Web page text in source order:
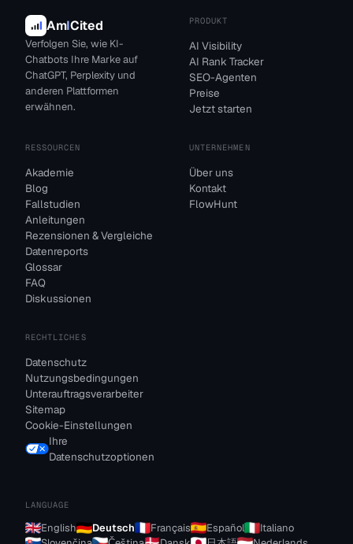
AmICited
Verfolgen Sie, wie KI-
Chatbots Ihre Marke auf
ChatGPT, Perplexity und
anderen Plattformen
erwähnen.
PRODUKT
AI Visibility
AI Rank Tracker
SEO-Agenten
Preise
Jetzt starten
RESSOURCEN
Akademie
Blog
Fallstudien
Anleitungen
Rezensionen & Vergleiche
Datenreports
Glossar
FAQ
Diskussionen
UNTERNEHMEN
Über uns
Kontakt
FlowHunt
RECHTLICHES
Datenschutz
Nutzungsbedingungen
Unterauftragsverarbeiter
Sitemap
Cookie-Einstellungen
Ihre
Datenschutzoptionen
LANGUAGE
English Deutsch Français Español
Italiano